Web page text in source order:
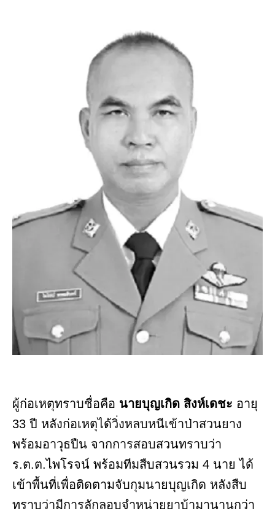
ผู้ก่อเหตุทราบชื่อคือ นายบุญเกิด สิงห์เดชะ อายุ
33 ปี หลังก่อเหตุได้วิ่งหลบหนีเข้าป่าสวนยาง
พร้อมอาวุธปืน จากการสอบสวนทราบว่า
ร.ต.ต.ไพโรจน์ พร้อมทีมสืบสวนรวม 4 นาย ได้
เข้าพื้นที่เพื่อติดตามจับกุมนายบุญเกิด หลังสืบ
ทราบว่ามีการลักลอบจำหน่ายยาบ้ามานานกว่า